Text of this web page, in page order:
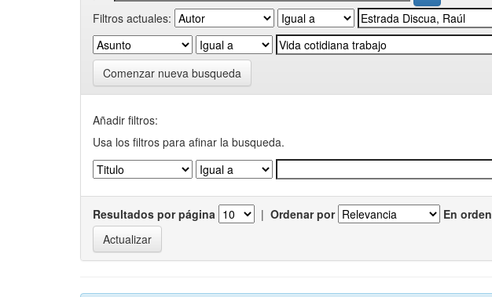
Filtros actuales:
Comenzar nueva busqueda
Añadir filtros:
Usa los filtros para afinar la busqueda.
Resultados por página | Ordenar por En orden